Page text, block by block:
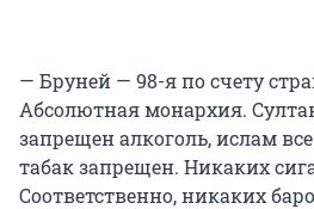
— Бруней — 98-я по счету
Абсолютная монархия.
запрещен алкоголь, ислам
табак запрещен. Никаких
Соответственно, никаких